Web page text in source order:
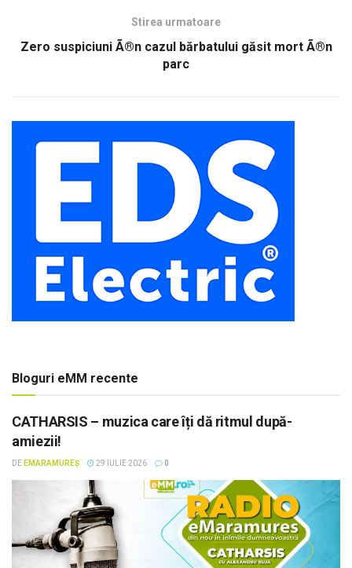
Stirea urmatoare
Zero suspiciuni Ã®n cazul bărbatului găsit mort Ã®n
parc
Bloguri eMM recente
CATHARSIS – muzica care îți dă ritmul după-
amiezii!
DE EMARAMUREȘ 29 IULIE 2026 0